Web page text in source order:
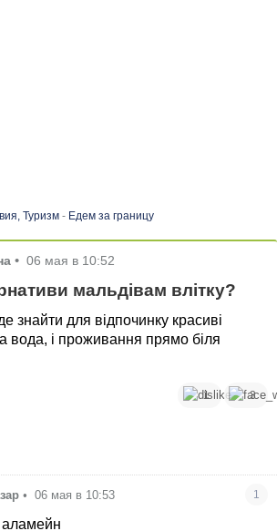
Туризм- Едем за границу
• 06 мая в 10:52
мальдівам влітку?
знайти для відпочинку красиві
вода, і проживання прямо біля
1 3
• 06 мая в 10:53 1
аламейн